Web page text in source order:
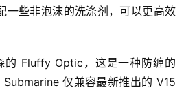
一些非泡沫的洗涤剂，可以更高效
的 Fluffy Optic，这是一种防缠的
仅兼容最新推出的 V15